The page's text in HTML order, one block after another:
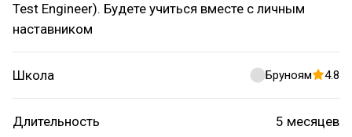
Test Engineer). Будете учиться вместе с личным
наставником
Школа Бруноям 4.8
Длительность 5 месяцев